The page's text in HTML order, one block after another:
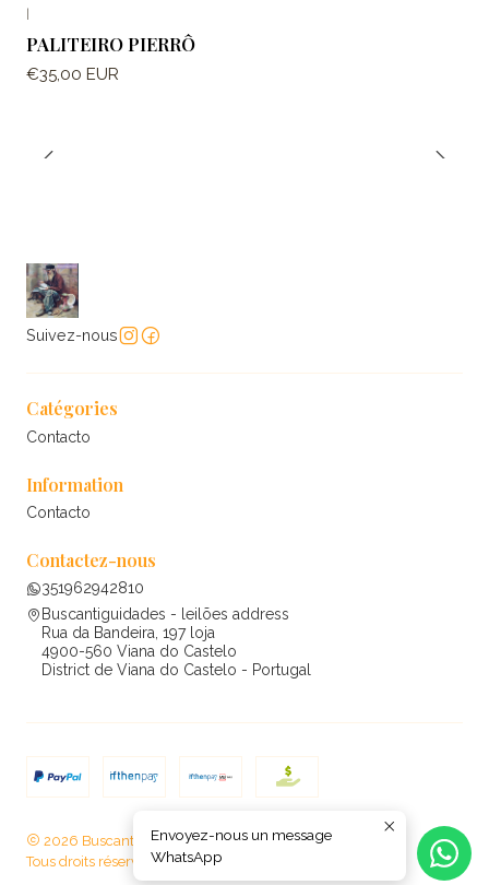
PALITEIRO PIERRÔ
€35,00 EUR
Suivez-nous
Catégories
Contacto
Information
Contacto
Contactez-nous
351962942810
Buscantiguidades - leilões address
Rua da Bandeira, 197 loja
4900-560 Viana do Castelo
District de Viana do Castelo - Portugal
2026 Buscantiguidades - leilões .
Tous droits réservés.Propulsé par Jumpseller
Envoyez-nous un message
WhatsApp